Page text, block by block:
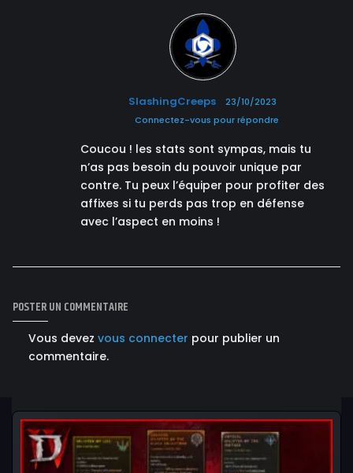
SlashingCreeps
23/10/2023
Connectez-vous pour répondre
Coucou ! les stats sont sympas, mais tu
n’as pas besoin du pouvoir unique par
contre. Tu peux l’équiper pour profiter des
affixes si tu perds pas trop en défense
avec l’aspect en moins !
POSTER UN COMMENTAIRE
Vous devez vous connecter pour publier un
commentaire.